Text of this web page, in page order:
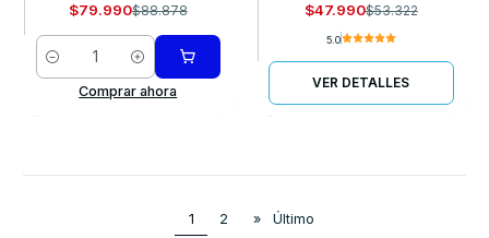
$79.990$88.878
Cantidad
Comprar ahora
$47.990$53.322
5.0
VER DETALLES
1 2 » Último